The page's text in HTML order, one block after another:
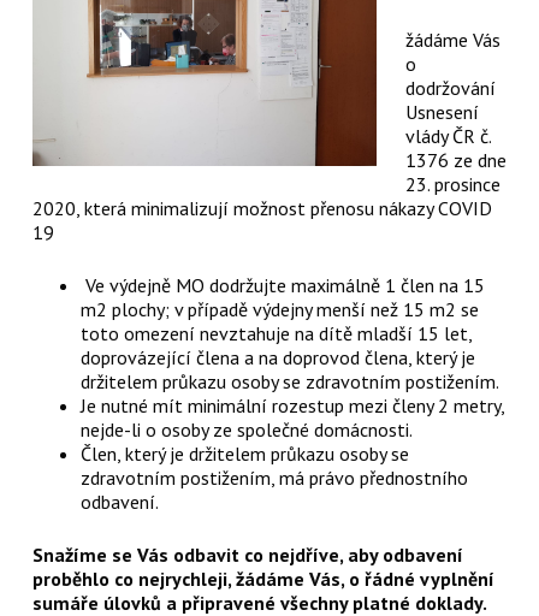
žádáme Vás
o
dodržování
Usnesení
vlády ČR č.
1376 ze dne
23. prosince
2020, která minimalizují možnost přenosu nákazy COVID
19
Ve výdejně MO dodržujte maximálně 1 člen na 15
m2 plochy; v případě výdejny menší než 15 m2 se
toto omezení nevztahuje na dítě mladší 15 let,
doprovázející člena a na doprovod člena, který je
držitelem průkazu osoby se zdravotním postižením.
Je nutné mít minimální rozestup mezi členy 2 metry,
nejde-li o osoby ze společné domácnosti.
Člen, který je držitelem průkazu osoby se
zdravotním postižením, má právo přednostního
odbavení.
Snažíme se Vás odbavit co nejdříve, aby odbavení
proběhlo co nejrychleji, žádáme Vás, o řádné vyplnění
sumáře úlovků a připravené všechny platné doklady.